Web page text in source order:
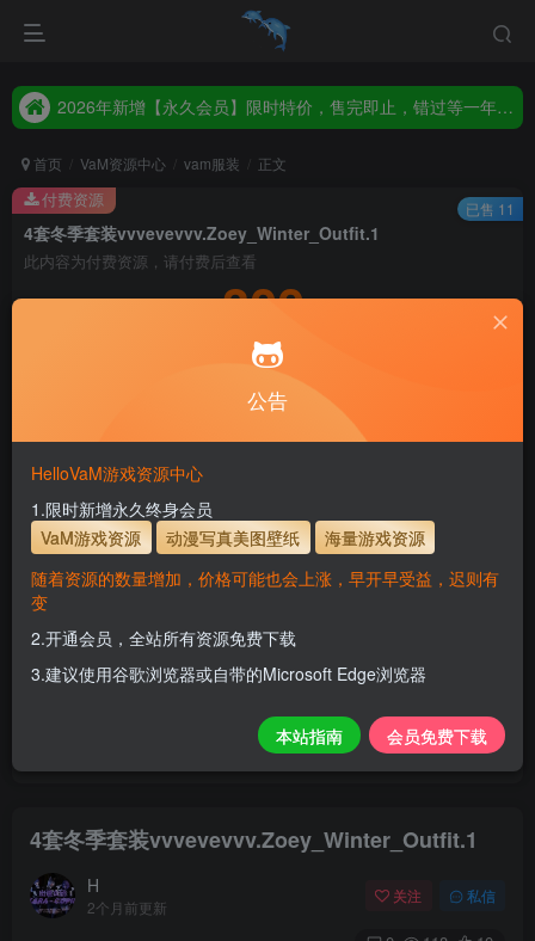
2026年新增【永久会员】限时特价，售完即止，错过等一年！！！
2026年新增【永久会员】限时特价，售完即止，错过等一年！！！
首页 VaM资源中心 vam服装 正文
4套冬季套装vvvevevvv.Zoey_Winter_Outfit.1
此内容为付费资源，请付费后查看
300
永久至尊会员终生有效
会员免费下载资源
主流网盘——高速下载
支付页面打不开或支付后不跳转请联系QQ：3317425885
服装使用教程
解压密码 www.hellovam.com
开通会员【免费下载】全站资源！
1.为了资源不失效！请不要在线解压！
3.有任何问题请联系客服或评论留言。
付费资源 已售 11
4套冬季套装vvvevevvv.Zoey_Winter_Outfit.1
H
2个月前更新
关注 私信
公告
HelloVaM游戏资源中心
1.限时新增永久终身会员
VaM游戏资源
动漫写真美图壁纸
海量游戏资源
随着资源的数量增加，价格可能也会上涨，早开早受益，迟则有
变
2.开通会员，全站所有资源免费下载
3.建议使用谷歌浏览器或自带的Microsoft Edge浏览器
本站指南 会员免费下载